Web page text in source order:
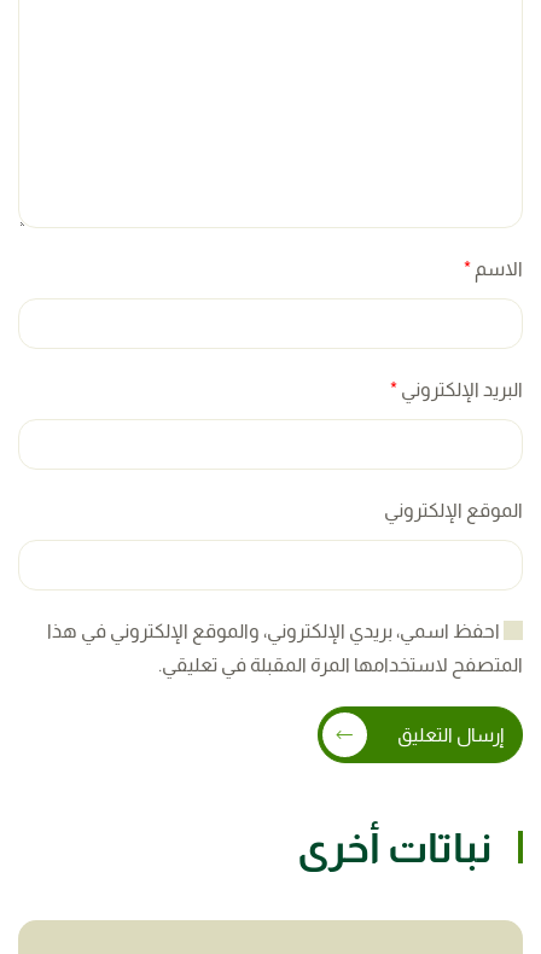
الاسم *
البريد الإلكتروني *
الموقع الإلكتروني
احفظ اسمي، بريدي الإلكتروني، والموقع الإلكتروني في هذا
المتصفح لاستخدامها المرة المقبلة في تعليقي.
إرسال التعليق
نباتات أخرى